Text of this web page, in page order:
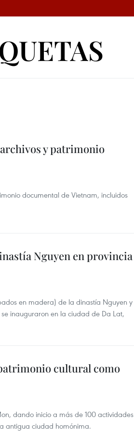
y patrimonio
documental de Vietnam, incluidos
Nguyen en provincia
en madera) de la dinastía Nguyen y
inauguraron en la ciudad de Da Lat,
cultural como
dando inicio a más de 100 actividades
antigua ciudad homónima.